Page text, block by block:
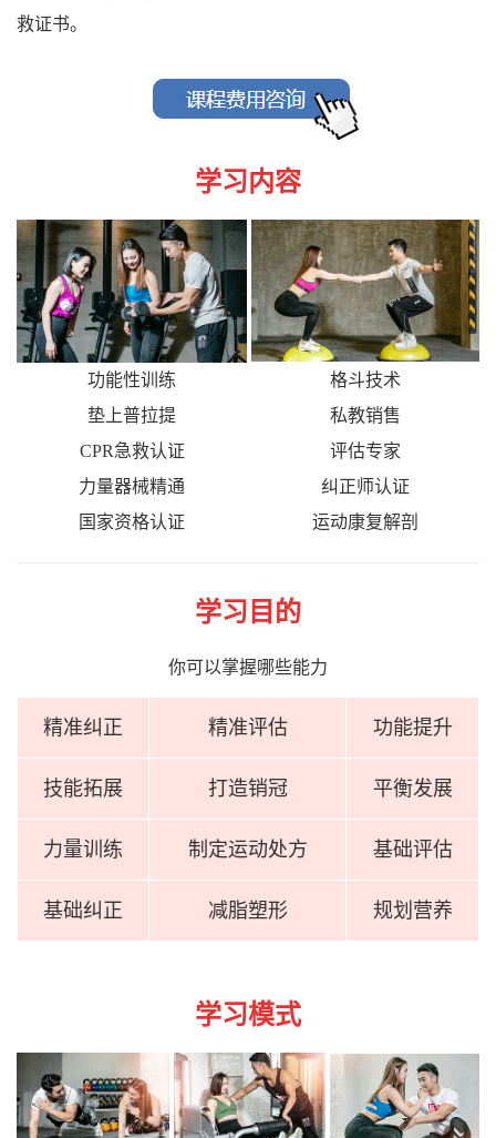
救证书。
学习内容
功能性训练
垫上普拉提
CPR急救认证
力量器械精通
国家资格认证
格斗技术
私教销售
评估专家
纠正师认证
运动康复解剖
学习目的
你可以掌握哪些能力
精准纠正 精准评估 功能提升
技能拓展 打造销冠 平衡发展
力量训练 制定运动处方 基础评估
基础纠正 减脂塑形 规划营养
学习模式